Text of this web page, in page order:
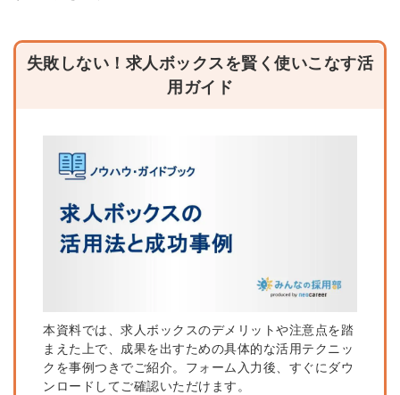
失敗しない！求人ボックスを賢く使いこなす活
用ガイド
本資料では、求人ボックスのデメリットや注意点を踏
まえた上で、成果を出すための具体的な活用テクニッ
クを事例つきでご紹介。フォーム入力後、すぐにダウ
ンロードしてご確認いただけます。
する
でログイン
利用規約 と 個人情報の取り扱い
について
同意のうえ
みんなの採用部があなたの許可なく投稿すること
はありません